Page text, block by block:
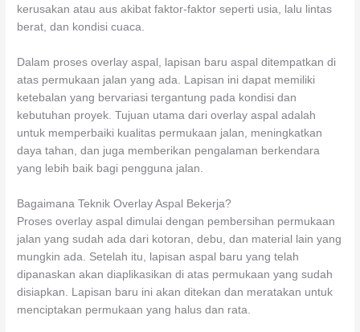
kerusakan atau aus akibat faktor-faktor seperti usia, lalu lintas
berat, dan kondisi cuaca.
Dalam proses overlay aspal, lapisan baru aspal ditempatkan di
atas permukaan jalan yang ada. Lapisan ini dapat memiliki
ketebalan yang bervariasi tergantung pada kondisi dan
kebutuhan proyek. Tujuan utama dari overlay aspal adalah
untuk memperbaiki kualitas permukaan jalan, meningkatkan
daya tahan, dan juga memberikan pengalaman berkendara
yang lebih baik bagi pengguna jalan.
Bagaimana Teknik Overlay Aspal Bekerja?
Proses overlay aspal dimulai dengan pembersihan permukaan
jalan yang sudah ada dari kotoran, debu, dan material lain yang
mungkin ada. Setelah itu, lapisan aspal baru yang telah
dipanaskan akan diaplikasikan di atas permukaan yang sudah
disiapkan. Lapisan baru ini akan ditekan dan meratakan untuk
menciptakan permukaan yang halus dan rata.